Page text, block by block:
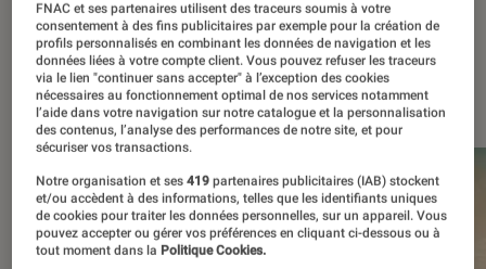
À la une
FNAC et ses partenaires utilisent des traceurs soumis à votre
consentement à des fins publicitaires par exemple pour la création de
profils personnalisés en combinant les données de navigation et les
données liées à votre compte client. Vous pouvez refuser les traceurs
via le lien "continuer sans accepter" à l’exception des cookies
nécessaires au fonctionnement optimal de nos services notamment
l’aide dans votre navigation sur notre catalogue et la personnalisation
des contenus, l’analyse des performances de notre site, et pour
sécuriser vos transactions.
Notre organisation et ses419 partenaires publicitaires (IAB) stockent
et/ou accèdent à des informations, telles que les identifiants uniques
de cookies pour traiter les données personnelles, sur un appareil. Vous
pouvez accepter ou gérer vos préférences en cliquant ci-dessous ou à
tout moment dans la Politique Cookies.